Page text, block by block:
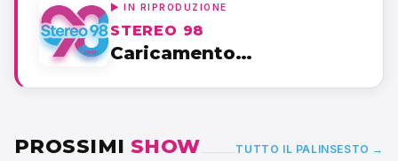
▶ IN RIPRODUZIONE
STEREO 98
Caricamento…
PROSSIMI SHOW TUTTO IL PALINSESTO →